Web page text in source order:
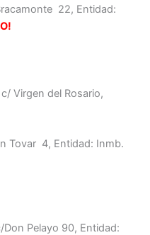
22, Entidad:
Virgen del Rosario,
Tovar 4, Entidad: Inmb.
Pelayo 90, Entidad: